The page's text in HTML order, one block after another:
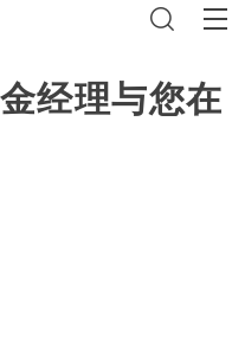
经理与您在